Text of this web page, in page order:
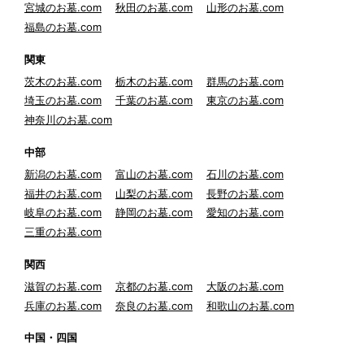
宮城のお墓.com
秋田のお墓.com
山形のお墓.com
福島のお墓.com
関東
茨木のお墓.com
栃木のお墓.com
群馬のお墓.com
埼玉のお墓.com
千葉のお墓.com
東京のお墓.com
神奈川のお墓.com
中部
新潟のお墓.com
富山のお墓.com
石川のお墓.com
福井のお墓.com
山梨のお墓.com
長野のお墓.com
岐阜のお墓.com
静岡のお墓.com
愛知のお墓.com
三重のお墓.com
関西
滋賀のお墓.com
京都のお墓.com
大阪のお墓.com
兵庫のお墓.com
奈良のお墓.com 和歌山のお墓.com
中国・四国